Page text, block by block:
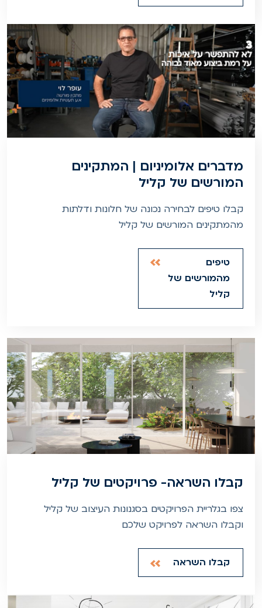
מדברים אלומיניום | המתקינים
המורשים של קליל
קבלו טיפים לבחירה נכונה של חלונות ודלתות
מהמתקינים המורשים של קליל
טיפים
מהמורשים של
קליל
קבלו השראה- פרויקטים של קליל
צפו בגלריית הפרויקטים בסגנונות העיצוב של קליל
וקבלו השראה לפרויקט שלכם
קבלו השראה